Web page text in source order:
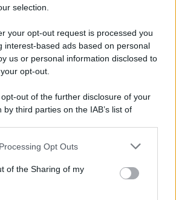
selection.
your opt-out request is processed you
interest-based ads based on personal
us or personal information disclosed to
opt-out.
out of the further disclosure of your
third parties on the IAB’s list of
also be disclosed by us to third parties
parties.
website/app uses one or more Google
Opt Outs
of the Sharing of my
scudo
tre neuroni correrebbe a far pace